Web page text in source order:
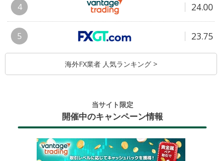
4 24.00
5 23.75
海外FX業者 人気ランキング >
当サイト限定
開催中のキャンペーン情報